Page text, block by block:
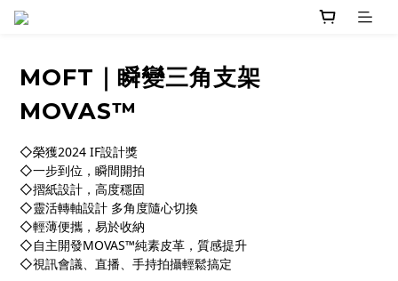
MOFT｜瞬變三角支架
MOVAS™
◇榮獲2024 IF設計獎
◇一步到位，瞬間開拍
◇摺紙設計，高度穩固
◇靈活轉軸設計 多角度隨心切換
◇輕薄便攜，易於收納
◇自主開發MOVAS™純素皮革，質感提升
◇視訊會議、直播、手持拍攝輕鬆搞定